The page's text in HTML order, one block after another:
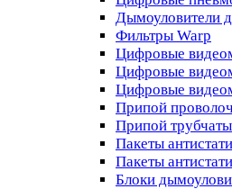
Дымоуловители
Фильтры Warp
Цифровые
Цифровые
Цифровые
Припой
Припой
Пакеты
Пакеты
Блоки